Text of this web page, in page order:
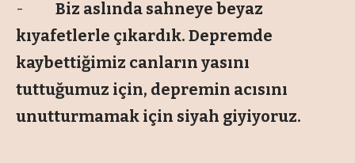
- Biz aslında sahneye beyaz
kıyafetlerle çıkardık. Depremde
kaybettiğimiz canların yasını
tuttuğumuz için, depremin acısını
unutturmamak için siyah giyiyoruz.